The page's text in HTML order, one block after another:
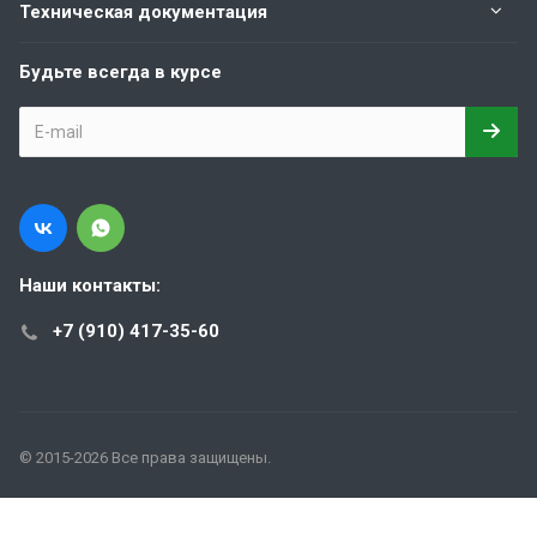
Техническая документация
Будьте всегда в курсе
Наши контакты:
+7 (910) 417-35-60
© 2015-2026 Все права защищены.